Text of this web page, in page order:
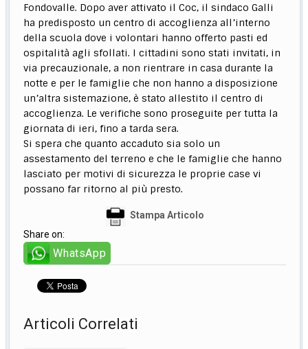
Fondovalle. Dopo aver attivato il Coc, il sindaco Galli
ha predisposto un centro di accoglienza all’interno
della scuola dove i volontari hanno offerto pasti ed
ospitalità agli sfollati. I cittadini sono stati invitati, in
via precauzionale, a non rientrare in casa durante la
notte e per le famiglie che non hanno a disposizione
un’altra sistemazione, è stato allestito il centro di
accoglienza. Le verifiche sono proseguite per tutta la
giornata di ieri, fino a tarda sera.
Si spera che quanto accaduto sia solo un
assestamento del terreno e che le famiglie che hanno
lasciato per motivi di sicurezza le proprie case vi
possano far ritorno al più presto.
Stampa Articolo
Share on:
WhatsApp
Articoli Correlati